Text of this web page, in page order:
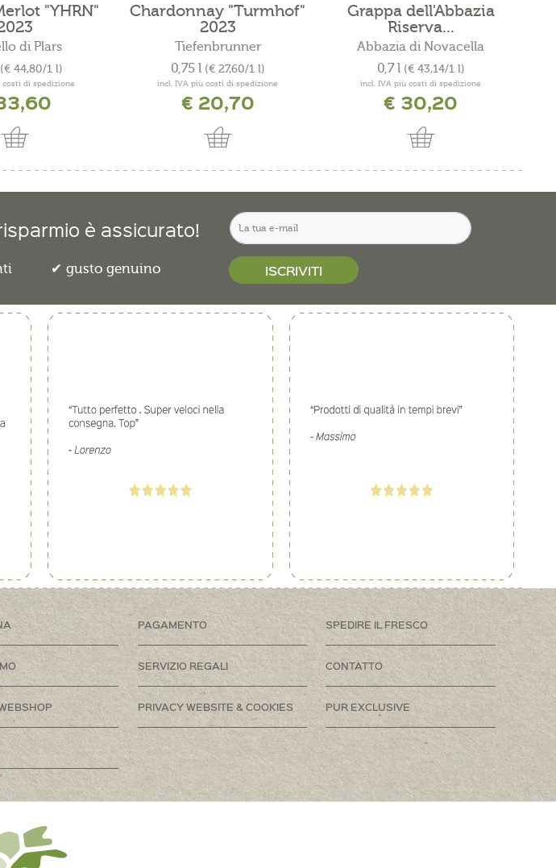
"YHRN"
di Plars
(€ 44,80/1 l)
costi di spedizione
Chardonnay "Turmhof"
2023
Tiefenbrunner
0,75 l (€ 27,60/1 l)
incl. IVA più costi di spedizione
€ 20,70
Grappa dell'Abbazia
Riserva...
Abbazia di Novacella
0,7 l (€ 43,14/1 l)
incl. IVA più costi di spedizione
€ 30,20
è assicurato!
gusto genuino ISCRIVITI
PAGAMENTO SPEDIRE IL FRESCO
SERVIZIO REGALI CONTATTO
PRIVACY WEBSITE & COOKIES PUR EXCLUSIVE